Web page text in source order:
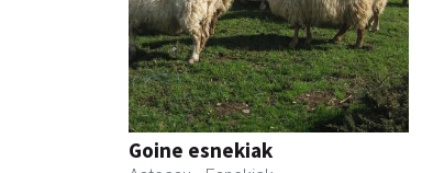
Goine esnekiak